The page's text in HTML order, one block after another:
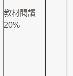
教材閱讀
20%